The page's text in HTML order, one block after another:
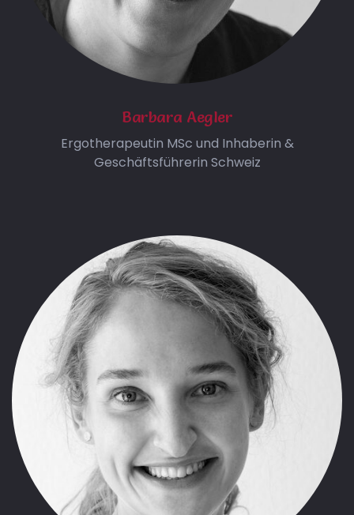
Barbara Aegler
Ergotherapeutin MSc und Inhaberin &
Geschäftsführerin Schweiz